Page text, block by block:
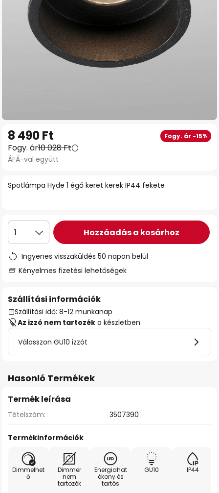
képgaléria
elejére
Spotlámpa Hyde 1 égő keret kerek IP44 fekete
8 490 Ft Fogy. ár -15%
Fogy. ár10 028 Ft
ÁFÁ-val együtt
1 Hozzáadás a kosárhoz
Ingyenes visszaküldés 50 napon belül
Kényelmes fizetési lehetőségek
Szállítási információk
Szállítási idő: 8-12 munkanap
Az izzó nem tartozék a készletben
Válasszon GU10 izzót
Hasonló Termékek
Termék leírása
Tételszám: 3507390
Termékinformációk
Dimmelhet
ő
Dimmer
nem
tartozék
Energiahat
ékony és
tartós
GU10 IP44